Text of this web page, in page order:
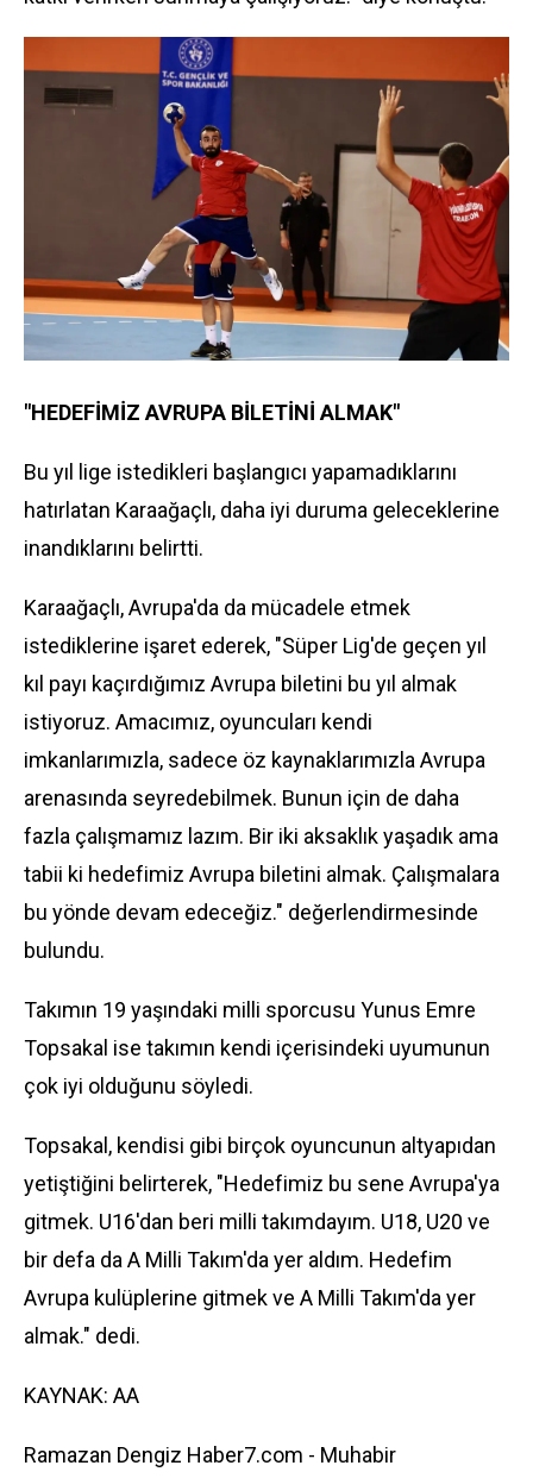
"HEDEFİMİZ AVRUPA BİLETİNİ ALMAK"
Bu yıl lige istedikleri başlangıcı yapamadıklarını
hatırlatan Karaağaçlı, daha iyi duruma geleceklerine
inandıklarını belirtti.
Karaağaçlı, Avrupa'da da mücadele etmek
istediklerine işaret ederek, "Süper Lig'de geçen yıl
kıl payı kaçırdığımız Avrupa biletini bu yıl almak
istiyoruz. Amacımız, oyuncuları kendi
imkanlarımızla, sadece öz kaynaklarımızla Avrupa
arenasında seyredebilmek. Bunun için de daha
fazla çalışmamız lazım. Bir iki aksaklık yaşadık ama
tabii ki hedefimiz Avrupa biletini almak. Çalışmalara
bu yönde devam edeceğiz." değerlendirmesinde
bulundu.
Takımın 19 yaşındaki milli sporcusu Yunus Emre
Topsakal ise takımın kendi içerisindeki uyumunun
çok iyi olduğunu söyledi.
Topsakal, kendisi gibi birçok oyuncunun altyapıdan
yetiştiğini belirterek, "Hedefimiz bu sene Avrupa'ya
gitmek. U16'dan beri milli takımdayım. U18, U20 ve
bir defa da A Milli Takım'da yer aldım. Hedefim
Avrupa kulüplerine gitmek ve A Milli Takım'da yer
almak." dedi.
KAYNAK: AA
Ramazan Dengiz Haber7.com - Muhabir